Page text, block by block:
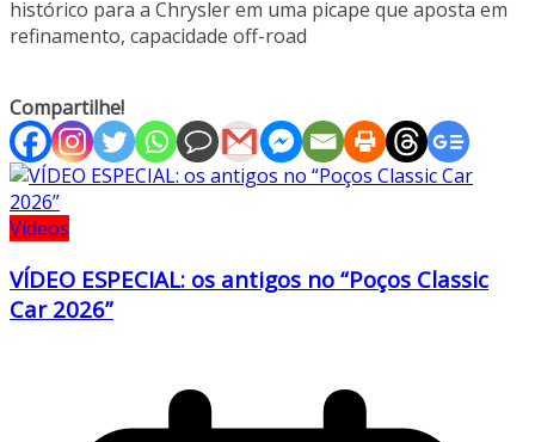
histórico para a Chrysler em uma picape que aposta em
refinamento, capacidade off-road
Compartilhe!
Vídeos
VÍDEO ESPECIAL: os antigos no “Poços Classic
Car 2026”